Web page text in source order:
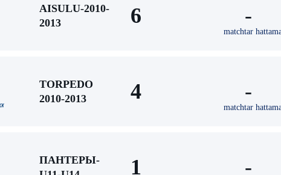
AISULU-2010-
2013
6 -
matchtar
TORPEDO
2010-2013
4 -
matchtar
ПАНТЕРЫ-
1 -